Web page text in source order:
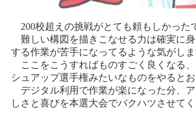
200校超えの挑戦がとても頼もしかった
難しい構図を描きこなせる力は確実に
する作業が苦手になってるような気がしま
ここをこうすればものすごく良くなる
シュアップ選手権みたいなものをやると
デジタル利用で作業が楽になった分、
しさと喜びを本選大会でバクハツさせてく